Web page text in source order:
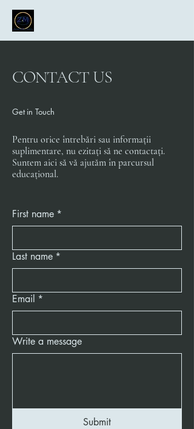
CONTACT US
Get in Touch
Pentru orice întrebări sau informații
suplimentare, nu ezitați să ne contactați.
Suntem aici să vă ajutăm în parcursul
educațional.
First name *
Last name *
Email *
Write a message
Submit